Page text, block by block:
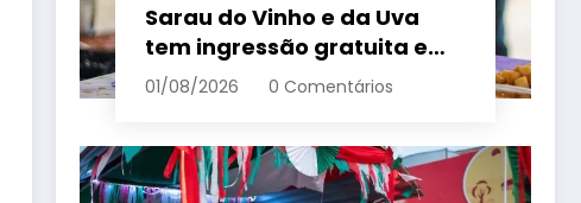
Sarau do Vinho e da Uva
tem ingressão gratuita e
distribui 250 litros de suco
01/08/2026 0 Comentários